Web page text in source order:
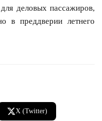
деловых пассажиров,
в преддверии летнего
X (Twitter)